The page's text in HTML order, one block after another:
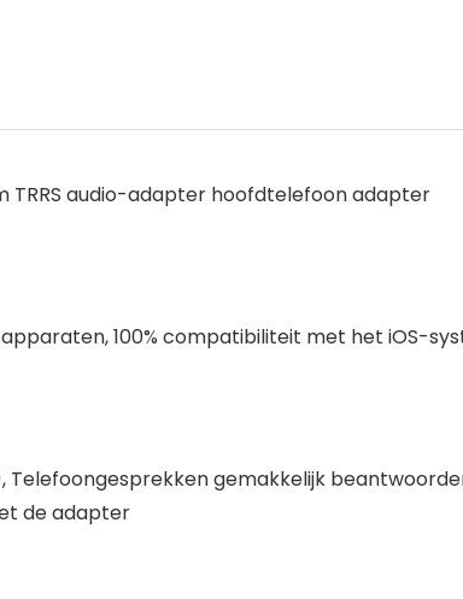
TRRS audio-adapter hoofdtelefoon adapter
100% compatibiliteit met het iOS-
gemakkelijk
de adapter